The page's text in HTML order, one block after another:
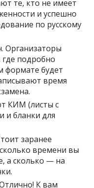
те, кто не имеет
и успешно
по русскому
Организаторы
подробно
формате будет
время
КИМ (листы с
и бланки для
заранее
времени вы
а сколько — на
К вам